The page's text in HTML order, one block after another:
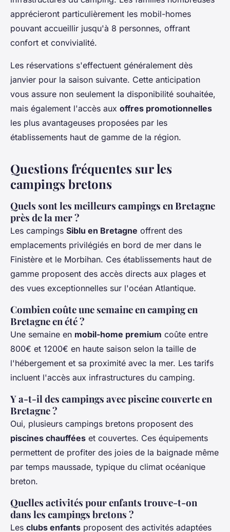
apprécieront particulièrement les mobil-homes
pouvant accueillir jusqu'à 8 personnes, offrant
confort et convivialité.
Les réservations s'effectuent généralement dès
janvier pour la saison suivante. Cette anticipation
vous assure non seulement la disponibilité souhaitée,
mais également l'accès aux offres promotionnelles
les plus avantageuses proposées par les
établissements haut de gamme de la région.
Questions fréquentes sur les
campings bretons
Quels sont les meilleurs campings en Bretagne
près de la mer ?
Les campings Siblu en Bretagne offrent des
emplacements privilégiés en bord de mer dans le
Finistère et le Morbihan. Ces établissements haut de
gamme proposent des accès directs aux plages et
des vues exceptionnelles sur l'océan Atlantique.
Combien coûte une semaine en camping en
Bretagne en été ?
Une semaine en mobil-home premium coûte entre
800€ et 1200€ en haute saison selon la taille de
l'hébergement et sa proximité avec la mer. Les tarifs
incluent l'accès aux infrastructures du camping.
Y a-t-il des campings avec piscine couverte en
Bretagne ?
Oui, plusieurs campings bretons proposent des
piscines chauffées et couvertes. Ces équipements
permettent de profiter des joies de la baignade même
par temps maussade, typique du climat océanique
breton.
Quelles activités pour enfants trouve-t-on
dans les campings bretons ?
Les clubs enfants proposent des activités adaptées